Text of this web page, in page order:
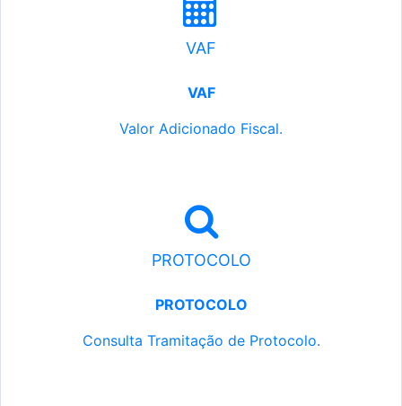
VAF
VAF
Valor Adicionado Fiscal.
PROTOCOLO
PROTOCOLO
Consulta Tramitação de Protocolo.